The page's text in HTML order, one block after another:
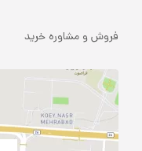
فروش و مشاوره خرید